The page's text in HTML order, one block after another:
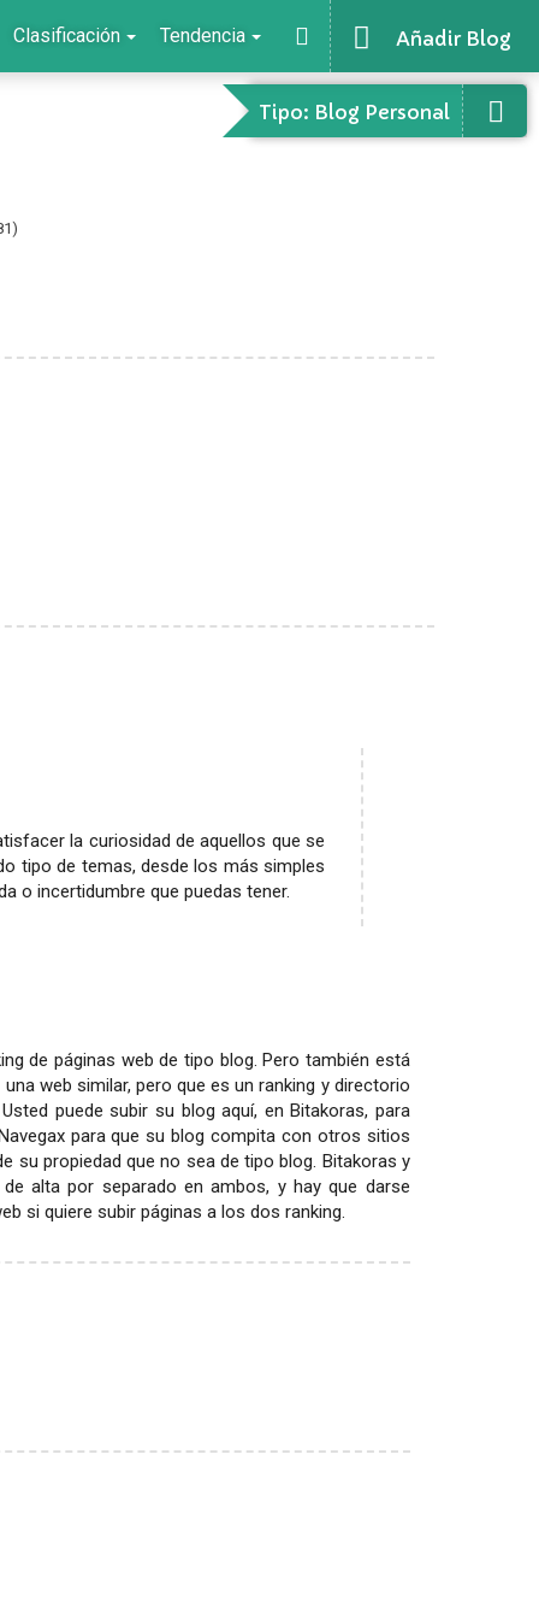
Añadir Blog
Clasificación Tendencia
Tipo: Blog Personal
la curiosidad de aquellos que se
tipo de temas, desde los más simples
o incertidumbre que puedas tener.
de páginas web de tipo blog. Pero también está
una web similar, pero que es un ranking y directorio
puede subir su blog aquí, en Bitakoras, para
para que su blog compita con otros sitios
su propiedad que no sea de tipo blog. Bitakoras y
alta por separado en ambos, y hay que darse
si quiere subir páginas a los dos ranking.